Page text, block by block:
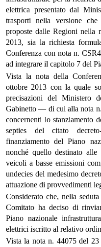
elettrica presentato dal
trasporti nella versione
proposte dalle Regioni nella
2013, sia la richiesta
Conferenza con nota n.
ad integrare il capitolo 7 del
Vista la nota della
ottobre 2013 con la quale
precisazioni del Ministero
Gabinetto — di cui alla nota
concernenti lo stanziamento
septies del citato
finanziamento del Piano
nonché quello destinato
veicoli a basse emissioni
undecies del medesimo
attuazione di provvedimenti
Considerato che, nella
Comitato ha deciso di
Piano nazionale
elettrici iscritto al relativo
Vista la nota n. 44075 del